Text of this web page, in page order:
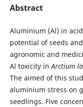
Abstract
Aluminium (Al) in
potential of seeds
agronomic and
Al toxicity inArctium
The aimed of this
aluminium stress on
seedlings. Five